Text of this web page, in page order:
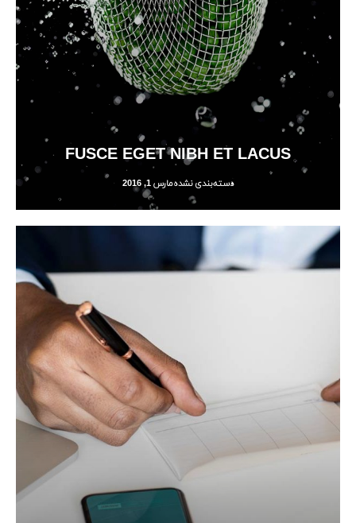
FUSCE EGET NIBH ET LACUS
دسته‌بندی نشدهمارس 1, 2016